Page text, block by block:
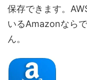
保存できます。
いるAmazonなら
ん。